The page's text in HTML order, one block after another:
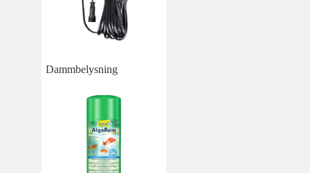
Dammbelysning